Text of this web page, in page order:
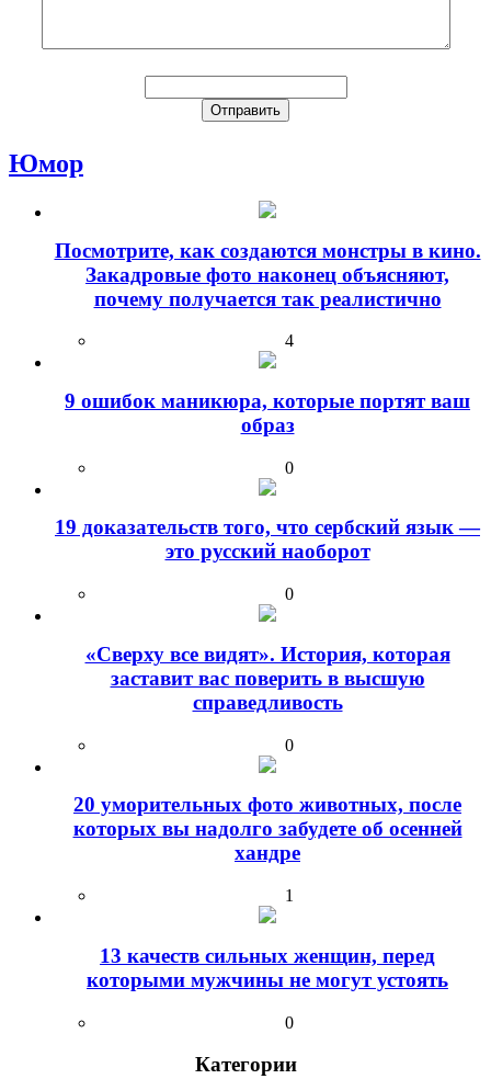
Юмор
Посмотрите, как создаются монстры в кино.
Закадровые фото наконец объясняют,
почему получается так реалистично
4
9 ошибок маникюра, которые портят ваш
образ
0
19 доказательств того, что сербский язык —
это русский наоборот
0
«Сверху все видят». История, которая
заставит вас поверить в высшую
справедливость
0
20 уморительных фото животных, после
которых вы надолго забудете об осенней
хандре
1
13 качеств сильных женщин, перед
которыми мужчины не могут устоять
0
Категории